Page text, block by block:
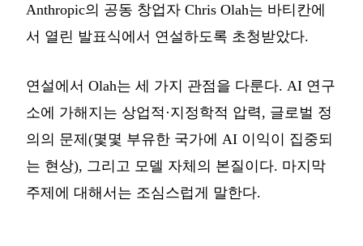
Anthropic의 공동 창업자 Chris Olah는 바티칸에
서 열린 발표식에서 연설하도록 초청받았다.
연설에서 Olah는 세 가지 관점을 다룬다. AI 연구
소에 가해지는 상업적·지정학적 압력, 글로벌 정
의의 문제(몇몇 부유한 국가에 AI 이익이 집중되
는 현상), 그리고 모델 자체의 본질이다. 마지막
주제에 대해서는 조심스럽게 말한다.